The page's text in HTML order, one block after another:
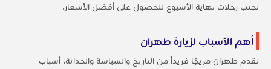
تجنب رحلات نهاية الأسبوع للحصول على أفضل الأسعار.
أهم الأسباب لزيارة طهران
تقدم طهران مزيجًا فريداً من التاريخ والسياسة والحداثة. أسباب